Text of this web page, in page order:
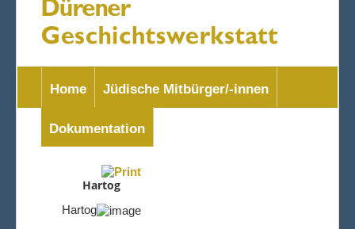
Home Jüdische Mitbürger/-innen
Dokumentation
Hartog
Hartog